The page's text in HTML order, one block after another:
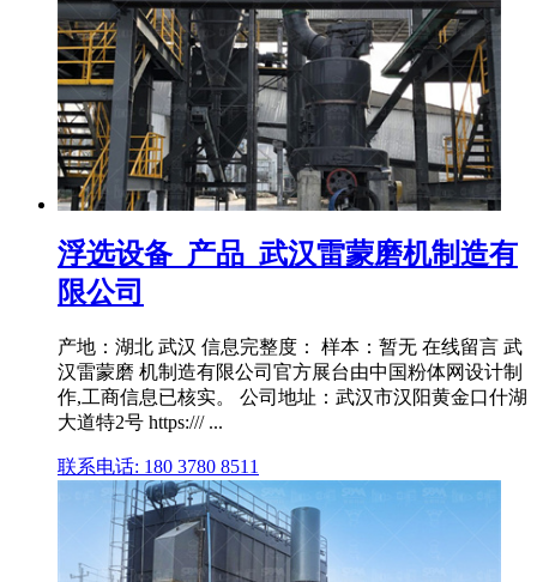
浮选设备_产品_武汉雷蒙磨机制造有
限公司
产地：湖北 武汉 信息完整度： 样本：暂无 在线留言 武
汉雷蒙磨 机制造有限公司官方展台由中国粉体网设计制
作,工商信息已核实。 公司地址：武汉市汉阳黄金口什湖
大道特2号 https:/// ...
联系电话: 180 3780 8511